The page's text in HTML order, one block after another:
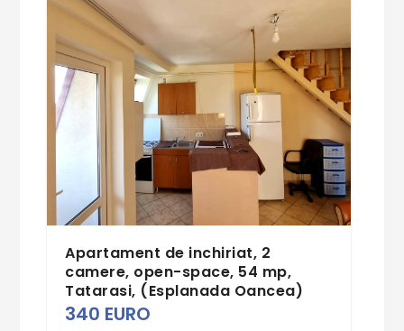
Apartament de inchiriat, 2
camere, open-space, 54 mp,
Tatarasi, (Esplanada Oancea)
340 EURO